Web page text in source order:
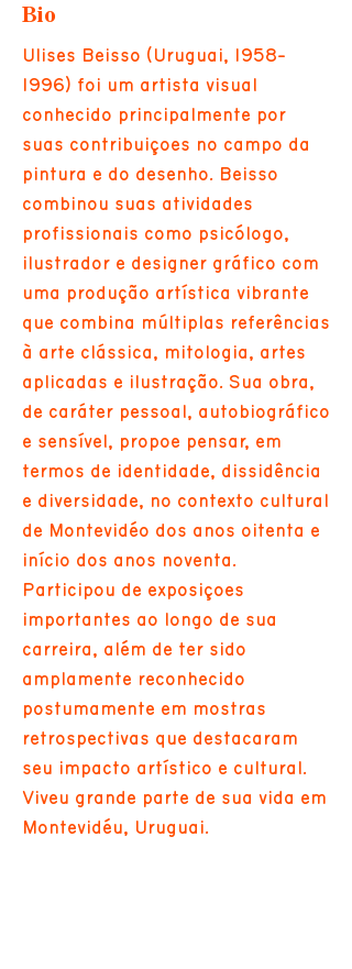
Bio
Ulises Beisso (Uruguai, 1958-
1996) foi um artista visual
conhecido principalmente por
suas contribuições no campo da
pintura e do desenho. Beisso
combinou suas atividades
profissionais como psicólogo,
ilustrador e designer gráfico com
uma produção artística vibrante
que combina múltiplas referências
à arte clássica, mitologia, artes
aplicadas e ilustração. Sua obra,
de caráter pessoal, autobiográfico
e sensível, propõe pensar, em
termos de identidade, dissidência
e diversidade, no contexto cultural
de Montevidéo dos anos oitenta e
início dos anos noventa.
Participou de exposições
importantes ao longo de sua
carreira, além de ter sido
amplamente reconhecido
postumamente em mostras
retrospectivas que destacaram
seu impacto artístico e cultural.
Viveu grande parte de sua vida em
Montevidéu, Uruguai.